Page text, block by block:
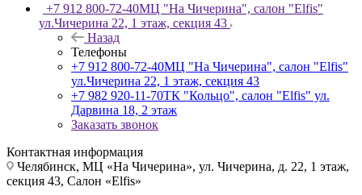
+7 912 800-72-40МЦ "На Чичерина", салон "Elfis"
ул.Чичерина 22, 1 этаж, секция 43
Назад
Телефоны
+7 912 800-72-40МЦ "На Чичерина", салон "Elfis"
ул.Чичерина 22, 1 этаж, секция 43
+7 982 920-11-70ТК "Кольцо", салон "Elfis" ул.
Дарвина 18, 2 этаж
Заказать звонок
Контактная информация
Челябинск, МЦ «На Чичерина», ул. Чичерина, д. 22, 1 этаж,
секция 43, Салон «Elfis»